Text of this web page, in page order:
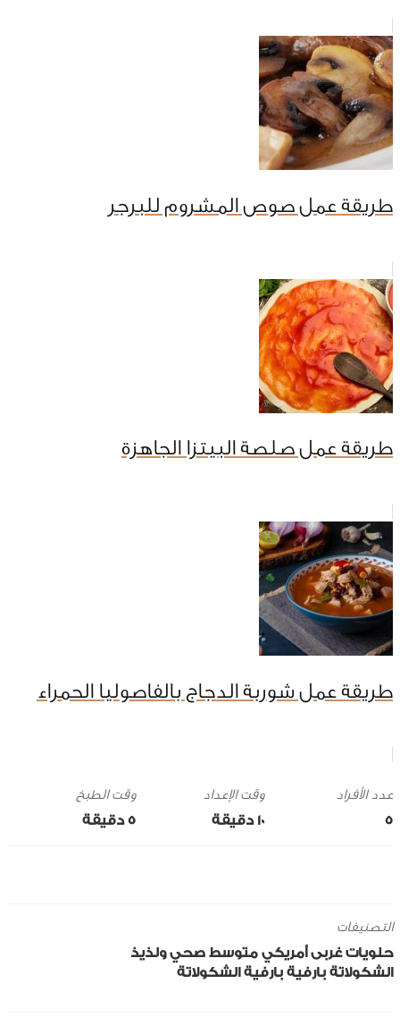
طريقة عمل صوص المشروم للبرجر
طريقة عمل صلصة البيتزا الجاهزة
طريقة عمل شوربة الدجاج بالفاصوليا الحمراء
5
وقت الإعداد
10 ‎دقيقة
وقت الطبخ
5 ‎دقيقة
التصنيفات
حلويات غربى أمريكي متوسط صحي ولذيذ
الشكولاتة بارفية بارفية الشكولاتة